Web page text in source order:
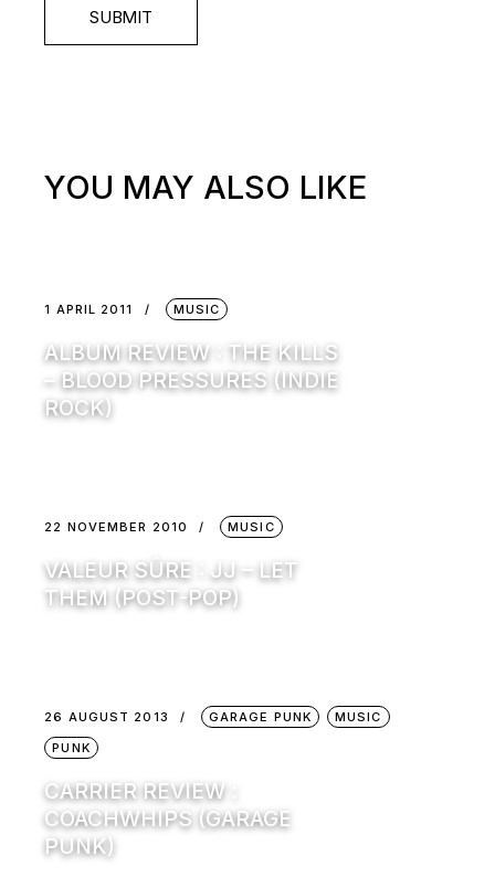
SUBMIT
YOU MAY ALSO LIKE
1 APRIL 2011 MUSIC
ALBUM REVIEW : THE KILLS
– BLOOD PRESSURES (INDIE
ROCK)
22 NOVEMBER 2010 MUSIC
VALEUR SÛRE : JJ – LET
THEM (POST-POP)
26 AUGUST 2013 GARAGE PUNK
MUSIC
PUNK
CARRIER REVIEW :
COACHWHIPS (GARAGE
PUNK)